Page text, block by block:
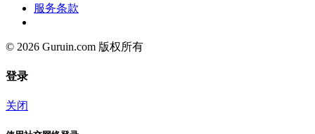
服务条款
© 2026 Guruin.com 版权所有
登录
关闭